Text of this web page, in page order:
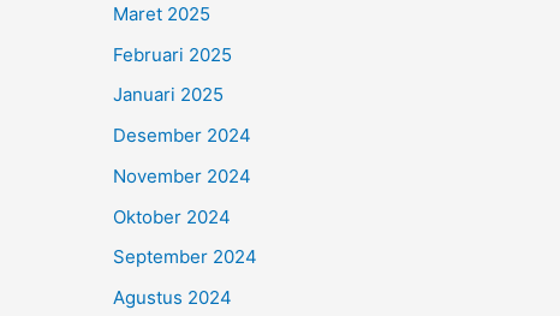
Maret 2025
Februari 2025
Januari 2025
Desember 2024
November 2024
Oktober 2024
September 2024
Agustus 2024